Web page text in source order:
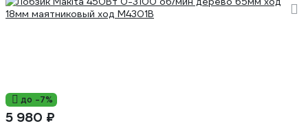
до -7%
5 980 ₽